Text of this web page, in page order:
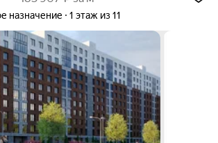
назначение 1 этаж из 11